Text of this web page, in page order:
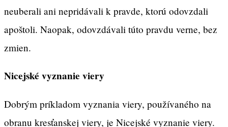
neuberali ani nepridávali k pravde, ktorú odovzdali
apoštoli. Naopak, odovzdávali túto pravdu verne, bez
zmien.
Nicejské vyznanie viery
Dobrým príkladom vyznania viery, používaného na
obranu kresťanskej viery, je Nicejské vyznanie viery.